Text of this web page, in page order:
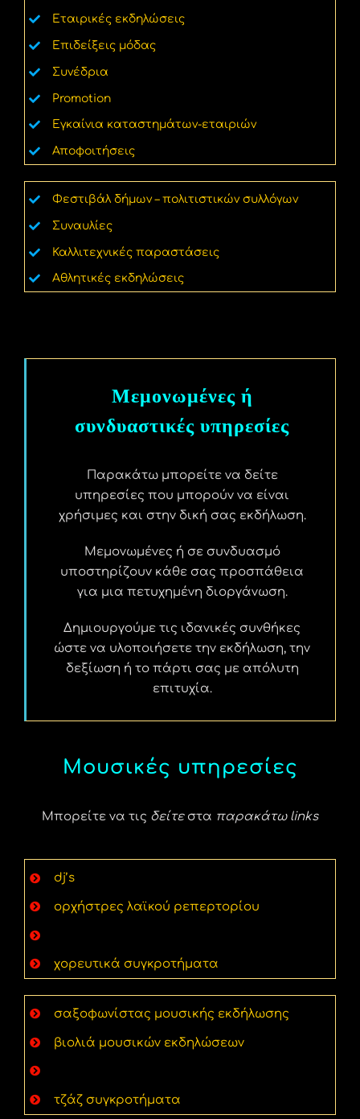
Εταιρικές εκδηλώσεις
Επιδείξεις μόδας
Συνέδρια
Promotion
Εγκαίνια καταστημάτων-εταιριών
Αποφοιτήσεις
Φεστιβάλ δήμων – πολιτιστικών συλλόγων
Συναυλίες
Καλλιτεχνικές παραστάσεις
Αθλητικές εκδηλώσεις
Μεμονωμένες ή
συνδυαστικές υπηρεσίες
Παρακάτω μπορείτε να δείτε
υπηρεσίες που μπορούν να είναι
χρήσιμες και στην δική σας εκδήλωση.
Μεμονωμένες ή σε συνδυασμό
υποστηρίζουν κάθε σας προσπάθεια
για μια πετυχημένη διοργάνωση.
Δημιουργούμε τις ιδανικές συνθήκες
ώστε να υλοποιήσετε την εκδήλωση, την
δεξίωση ή το πάρτι σας με απόλυτη
επιτυχία.
Μουσικές υπηρεσίες
Μπορείτε να τις δείτεστα παρακάτω links
dj’s
ορχήστρες λαϊκού ρεπερτορίου
χορευτικά συγκροτήματα
σαξοφωνίστας μουσικής εκδήλωσης
βιολιά μουσικών εκδηλώσεων
τζάζ συγκροτήματα